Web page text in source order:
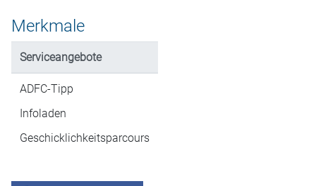
Merkmale
Serviceangebote
ADFC-Tipp
Infoladen
Geschicklichkeitsparcours